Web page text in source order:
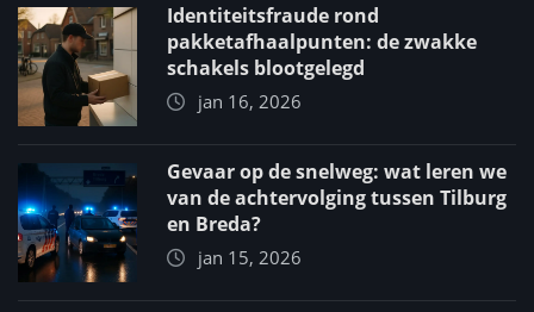
Identiteitsfraude rond
pakketafhaalpunten: de zwakke
schakels blootgelegd
jan 16, 2026
Gevaar op de snelweg: wat leren we
van de achtervolging tussen Tilburg
en Breda?
jan 15, 2026